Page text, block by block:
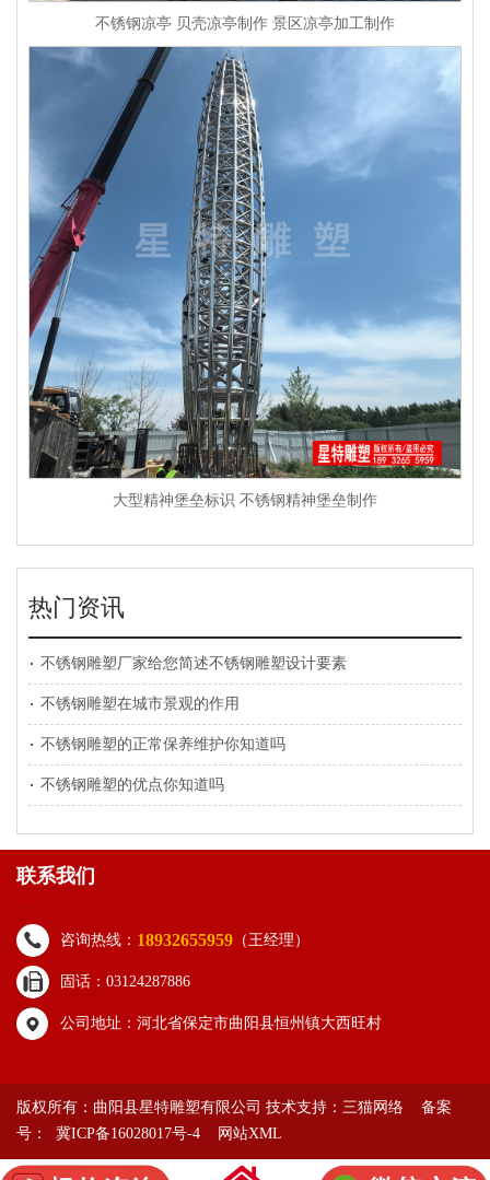
不锈钢凉亭 贝壳凉亭制作 景区凉亭加工制作
大型精神堡垒标识 不锈钢精神堡垒制作
热门资讯
不锈钢雕塑厂家给您简述不锈钢雕塑设计要素
不锈钢雕塑在城市景观的作用
不锈钢雕塑的正常保养维护你知道吗
不锈钢雕塑的优点你知道吗
联系我们
咨询热线： 18932655959 （王经理）
固话：03124287886
公司地址：河北省保定市曲阳县恒州镇大西旺村
版权所有：曲阳县星特雕塑有限公司 技术支持： 三猫网络
备案
号： 冀ICP备16028017号-4
网站XML